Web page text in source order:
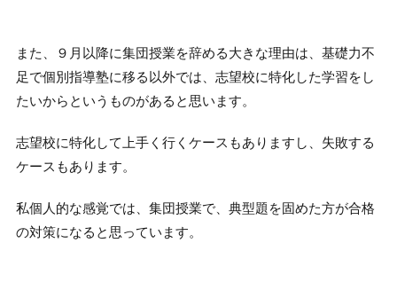
また、９月以降に集団授業を辞める大きな理由は、基礎力不
足で個別指導塾に移る以外では、志望校に特化した学習をし
たいからというものがあると思います。
志望校に特化して上手く行くケースもありますし、失敗する
ケースもあります。
私個人的な感覚では、集団授業で、典型題を固めた方が合格
の対策になると思っています。